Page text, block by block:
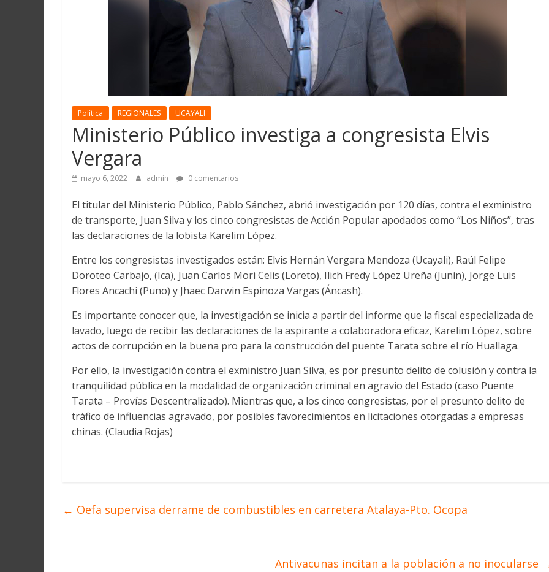
Política REGIONALES UCAYALI
Ministerio Público investiga a congresista Elvis
Vergara
mayo 6, 2022 admin 0 comentarios
El titular del Ministerio Público, Pablo Sánchez, abrió investigación por 120 días, contra el exministro
de transporte, Juan Silva y los cinco congresistas de Acción Popular apodados como “Los Niños”, tras
las declaraciones de la lobista Karelim López.
Entre los congresistas investigados están: Elvis Hernán Vergara Mendoza (Ucayali), Raúl Felipe
Doroteo Carbajo, (Ica), Juan Carlos Mori Celis (Loreto), Ilich Fredy López Ureña (Junín), Jorge Luis
Flores Ancachi (Puno) y Jhaec Darwin Espinoza Vargas (Áncash).
Es importante conocer que, la investigación se inicia a partir del informe que la fiscal especializada de
lavado, luego de recibir las declaraciones de la aspirante a colaboradora eficaz, Karelim López, sobre
actos de corrupción en la buena pro para la construcción del puente Tarata sobre el río Huallaga.
Por ello, la investigación contra el exministro Juan Silva, es por presunto delito de colusión y contra la
tranquilidad pública en la modalidad de organización criminal en agravio del Estado (caso Puente
Tarata – Provías Descentralizado). Mientras que, a los cinco congresistas, por el presunto delito de
tráfico de influencias agravado, por posibles favorecimientos en licitaciones otorgadas a empresas
chinas. (Claudia Rojas)
← Oefa supervisa derrame de combustibles en carretera Atalaya-Pto. Ocopa
Antivacunas incitan a la población a no inocularse